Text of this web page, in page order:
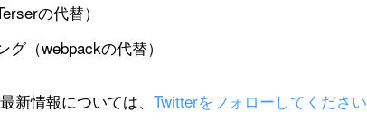
の代替）
グ（webpackの代替）
新情報については、Twitterをフォローしてください